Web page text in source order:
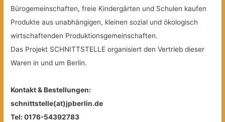
Bürogemeinschaften, freie Kindergärten und Schulen kaufen
Produkte aus unabhängigen, kleinen sozial und ökologisch
wirtschaftenden Produktionsgemeinschaften.
Das Projekt SCHNITTSTELLE organisiert den Vertrieb dieser
Waren in und um Berlin.
Kontakt & Bestellungen:
schnittstelle(at)jpberlin.de
Tel: 0176-54392783